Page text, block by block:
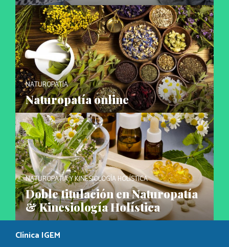
NATUROPATÍA
Naturopatía online
NATUROPATÍA Y KINESIOLOGÍA HOLÍSTICA
Doble titulación en Naturopatía
& Kinesiología Holística
Clínica IGEM